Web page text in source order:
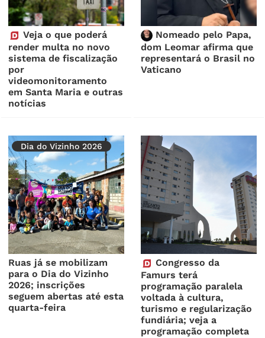
Veja o que poderá
render multa no novo
sistema de fiscalização
por
videomonitoramento
em Santa Maria e outras
notícias
Nomeado pelo Papa,
dom Leomar afirma que
representará o Brasil no
Vaticano
Dia do Vizinho 2026
Ruas já se mobilizam
para o Dia do Vizinho
2026; inscrições
seguem abertas até esta
quarta-feira
Congresso da
Famurs terá
programação paralela
voltada à cultura,
turismo e regularização
fundiária; veja a
programação completa